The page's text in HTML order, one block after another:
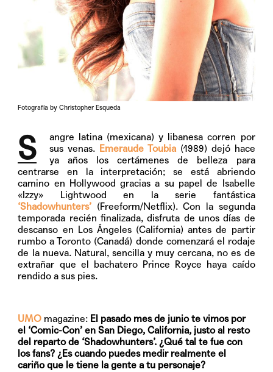
Fotografía by Christopher Esqueda
S
angre latina (mexicana) y libanesa corren por
sus venas. Emeraude Toubia(1989) dejó hace
ya años los certámenes de belleza para
centrarse en la interpretación; se está abriendo
camino en Hollywood gracias a su papel de Isabelle
«Izzy» Lightwood en la serie fantástica
‘Shadowhunters’ (Freeform/Netflix). Con la segunda
temporada recién finalizada, disfruta de unos días de
descanso en Los Ángeles (California) antes de partir
rumbo a Toronto (Canadá) donde comenzará el rodaje
de la nueva. Natural, sencilla y muy cercana, no es de
extrañar que el bachatero Prince Royce haya caído
rendido a sus pies.
UMO magazine: El pasado mes de junio te vimos por
el ‘Comic-Con’ en San Diego, California, justo al resto
del reparto de ‘Shadowhunters’. ¿Qué tal te fue con
los fans? ¿Es cuando puedes medir realmente el
cariño que le tiene la gente a tu personaje?